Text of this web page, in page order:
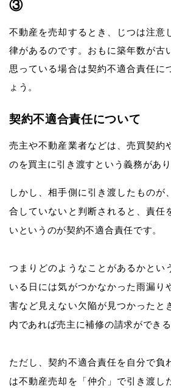
③
不動産を売却するとき、じつは注意
律があるのです。おもに築年数が古
思っている場合は契約不適合責任に
ょう。
契約不適合責任について
売主や不動産業者などは、売買契約
のを買主に引き渡すという義務があり
しかし、相手側に引き渡したものが
合していないと判断されると、責任
いというのが契約不適合責任です。
つまりどのようなことがあるかとい
いる日には気がつかなかった雨漏り
害など見えない欠陥が見つかったと
内であれば売主に補修の請求ができ
ただし、契約不適合責任を自分で負
は不動産売却を「仲介」で引き渡し